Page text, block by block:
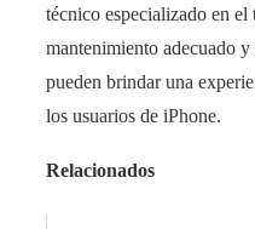
técnico especializado en
mantenimiento adecuado
pueden brindar una
los usuarios de iPhone.
Relacionados